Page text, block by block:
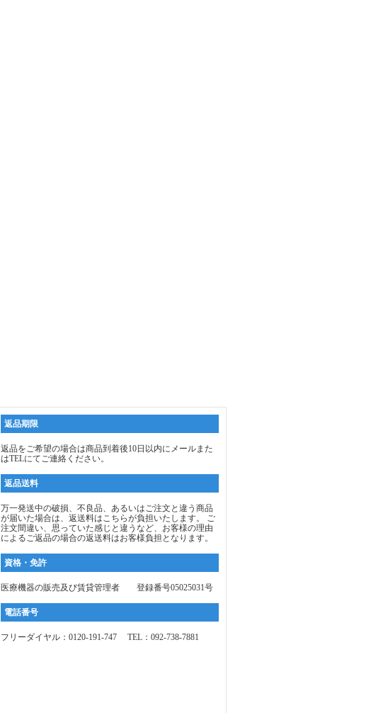
返品期限
返品をご希望の場合は商品到着後10日以内にメールまた
はTELにてご連絡ください。
返品送料
万一発送中の破損、不良品、あるいはご注文と違う商品
が届いた場合は、返送料はこちらが負担いたします。 ご
注文間違い、思っていた感じと違うなど、お客様の理由
によるご返品の場合の返送料はお客様負担となります。
資格・免許
医療機器の販売及び賃貸管理者 登録番号05025031号
電話番号
フリーダイヤル：0120-191-747 TEL：092-738-7881